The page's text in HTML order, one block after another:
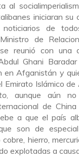
al
iniciaran su
de
de
reunió con una
Ghani
en Afganistán y
Emirato Islámico
, aunque aún
de
a que el país
son de
hierro,
explotadas a